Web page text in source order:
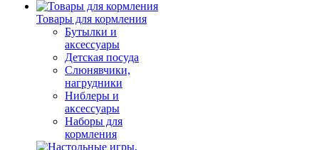
Товары для кормления
Бутылки и
аксессуары
Детская посуда
Слюнявчики,
нагрудники
Ниблеры и
аксессуары
Наборы для
кормления